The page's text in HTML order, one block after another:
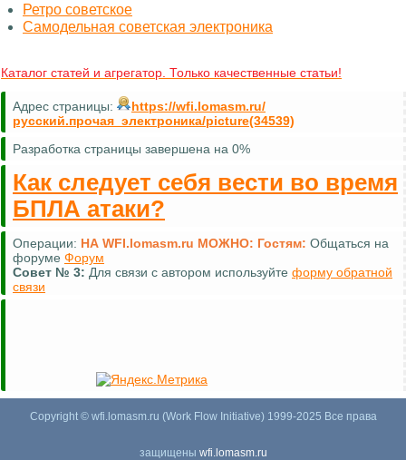
Ретро советское
Самодельная советская электроника
Каталог статей и агрегатор. Только качественные статьи!
Адрес страницы:
https://wfi.lomasm.ru/
русский.прочая_электроника/picture(34539)
Разработка страницы завершена на 0%
Как следует себя вести во время
БПЛА атаки?
Операции: НА WFI.lomasm.ru МОЖНО: Гостям: Общаться на
форуме Форум
Совет № 3: Для связи с автором используйте форму обратной
связи
Copyright © wfi.lomasm.ru (Work Flow Initiative) 1999-2025 Все права
защищены wfi.lomasm.ru